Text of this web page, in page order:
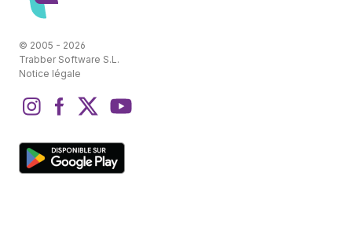
© 2005 - 2026
Trabber Software S.L.
Notice légale